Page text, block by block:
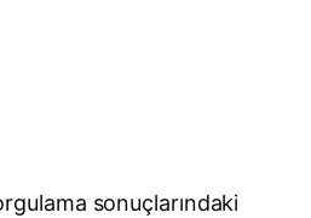
sonuçlarındaki